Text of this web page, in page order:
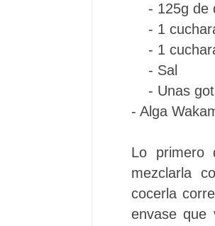
- 125g de
- 1
- 1
- Sal
- Unas
- Alga
Lo primero
mezclarla
cocerla
envase que